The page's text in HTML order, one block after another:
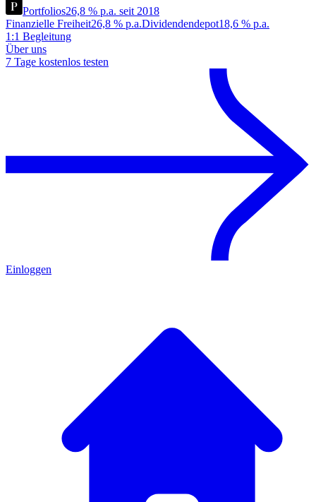
Portfolios26,8 % p.a. seit 2018
Finanzielle Freiheit26,8 % p.a.Dividendendepot18,6 % p.a.
1:1 Begleitung
Über uns
7 Tage kostenlos testen
Einloggen